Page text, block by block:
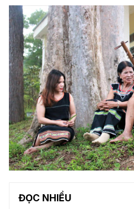
ĐỌC NHIỀU